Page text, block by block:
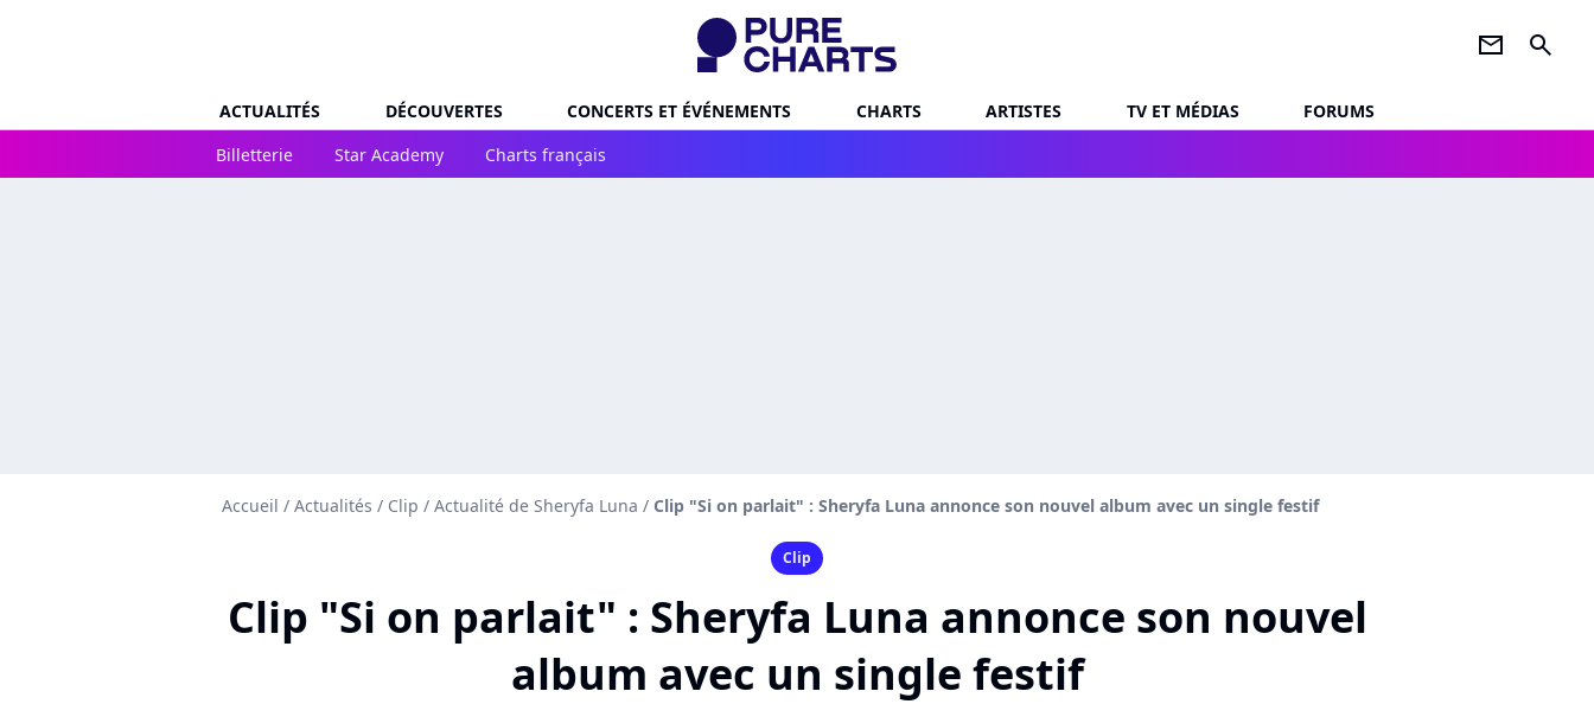
newsletter search
ACTUALITÉS DÉCOUVERTES CONCERTS ET ÉVÉNEMENTS CHARTS ARTISTES TV ET MÉDIAS
FORUMS
Billetterie
Star Academy Charts français
Accueil / Actualités / Clip / Actualité de Sheryfa Luna / Clip "Si on parlait" : Sheryfa Luna annonce son nouvel album avec un single festif
Clip
Clip "Si on parlait" : Sheryfa Luna annonce son nouvel
album avec un single festif